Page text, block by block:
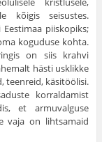
kõigis seisustes.
piiskopiks;
koguduse kohta.
on siis krahvi
hästi usk­likke
teen­reid, käsitöölisi.
korraldamist
et armuvalguse
vaja on lihtsamaid